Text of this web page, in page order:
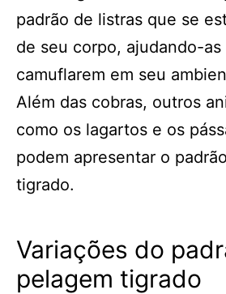
padrão de listras que se
de seu corpo, ajudando-as
camuflarem em seu
Além das cobras, outros
como os lagartos e os
podem apresentar o
tigrado.
Variações do
pelagem tigrado